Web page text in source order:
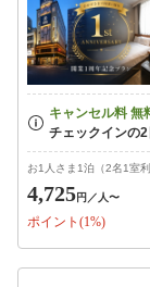
お1人さま1泊（2名1室
4,725円 ／人〜
ポイント(1%)